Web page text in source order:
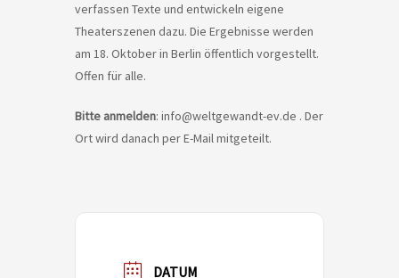
verfassen Texte und entwickeln eigene
Theaterszenen dazu. Die Ergebnisse werden
am 18. Oktober in Berlin öffentlich vorgestellt.
Offen für alle.
Bitte anmelden: info@weltgewandt-ev.de . Der
Ort wird danach per E-Mail mitgeteilt.
DATUM